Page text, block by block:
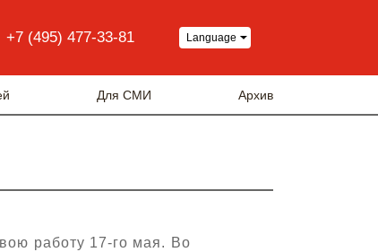
+7 (495) 477-33-81 Language
Для СМИ Архив
работу 17-го мая. Во